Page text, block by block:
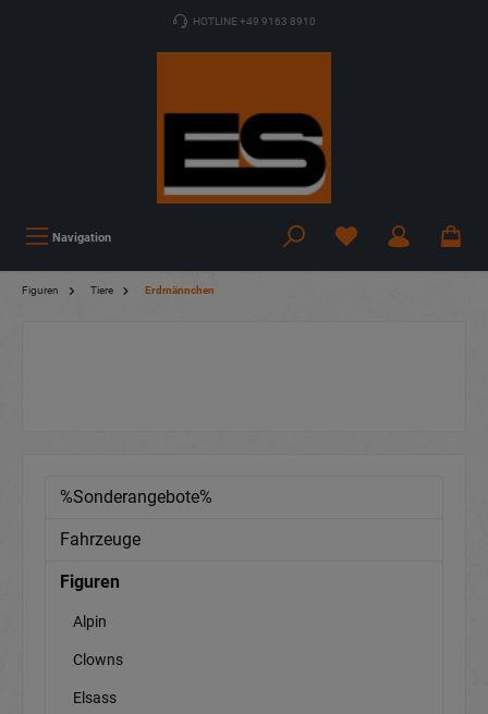
HOTLINE +49 9163 8910
Navigation
Figuren Tiere Erdmännchen
%Sonderangebote%
Fahrzeuge
Figuren
Alpin
Clowns
Elsass